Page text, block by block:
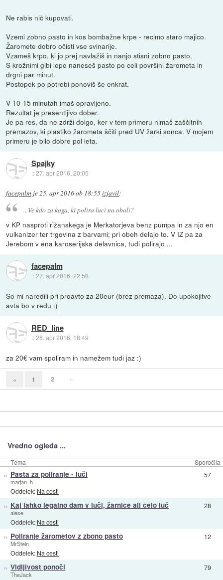
Ne rabis nič kupovati.
Vzemi zobno pasto in kos bombažne krpe - recimo staro majico.
Žaromete dobro očisti vse svinarije.
Vzameš krpo, ki jo prej navlažiš in nanjo stisni zobno pasto.
S krožnimi gibi lepo naneseš pasto po celi površini žarometa in
drgni par minut.
Postopek po potrebi ponoviš še enkrat.
V 10-15 minutah imaš opravljeno.
Rezultat je presentljivo dober.
Je pa res, da ne zdrži dolgo, ker v tem primeru nimaš zaščitnih
premazov, ki plastiko žarometa ščiti pred UV žarki sonca. V mojem
primeru je bilo dobre pol leta.
Spajky
::27. apr 2016, 20:05
facepalm je25. apr 2016 ob 18:55izjavil:
...Ve kdo za koga, ki polira luci na obali?
v KP nasproti rižanskega je Merkatorjeva benz pumpa in za njo en
vulkanizer ter trgovina z barvami; pri obeh delajo to. V IZ pa za
Jerebom v ena karoserijska delavnica, tudi polirajo ...
facepalm
::27. apr 2016, 22:58
So mi naredili pri proavto za 20eur (brez premaza). Do upokojitve
avta bo v redu :)
RED_line
::28. apr 2016, 18:49
za 20€ vam spoliram in namežem tudi jaz :)
« 1 2 »
Vredno ogleda ...
Tema Sporočila
» Pasta za poliranje - luči
marjan_h
Oddelek: Na cesti
57
» Kaj lahko legalno dam v luči, žarnice ali celo luč
alese
Oddelek: Na cesti
28
» Poliranje žarometov z zbono pasto
MrStein
Oddelek: Na cesti
12
» Vidljivost ponoči
TheJack
79